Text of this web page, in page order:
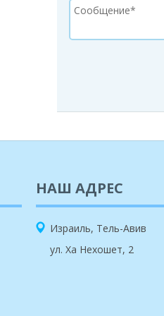
НАШ АДРЕС
Израиль, Тель-Авив
ул. Ха Нехошет, 2